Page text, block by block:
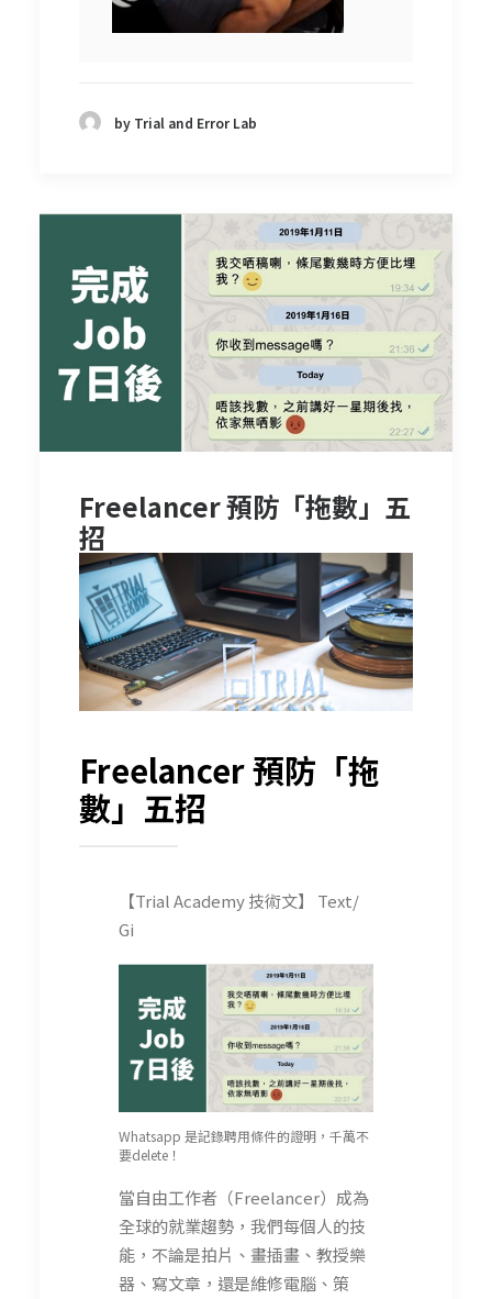
by Trial and Error Lab
Freelancer 預防「拖數」五
招
Freelancer 預防「拖
數」五招
【Trial Academy 技術文】 Text/
Gi
Whatsapp 是記錄聘用條件的證明，千萬不
要delete！
當自由工作者（Freelancer）成為
全球的就業趨勢，我們每個人的技
能，不論是拍片、畫插畫、教授樂
器、寫文章，還是維修電腦、策